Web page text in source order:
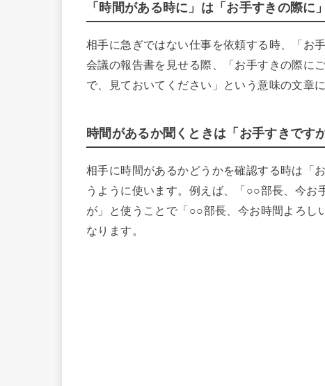
「時間がある時に」は「お手すきの際に」
相手に急ぎではない仕事を依頼する時、「お
会議の報告書を見せる際、「お手すきの際に
で、見ておいてください」という意味の文章に
時間があるか聞くときは「お手すきですか
相手に時間があるかどうかを確認する時は「
うように使います。例えば、「○○部長、今
が」と使うことで「○○部長、今お時間よろし
なります。